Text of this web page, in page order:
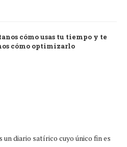
cómo usas tu tiempo y te
cómo optimizarlo
diario satírico cuyo único fin es